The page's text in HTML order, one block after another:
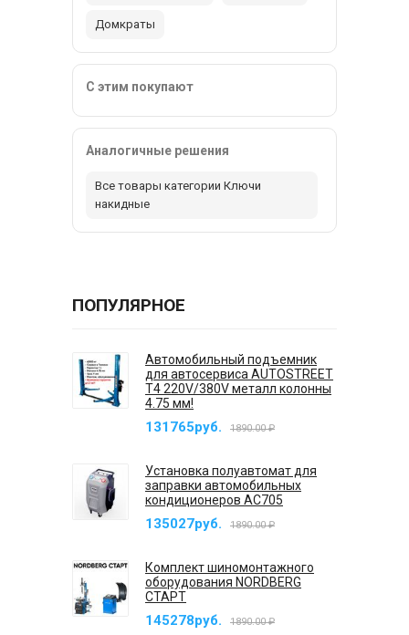
Домкраты
С этим покупают
Аналогичные решения
Все товары категории Ключи
накидные
ПОПУЛЯРНОЕ
Автомобильный подъемник
для автосервиса AUTOSTREET
T4 220V/380V металл колонны
4.75 мм!
131765руб. 1890.00 ₽
Установка полуавтомат для
заправки автомобильных
кондиционеров AC705
135027руб. 1890.00 ₽
Комплект шиномонтажного
оборудования NORDBERG
СТАРТ
145278руб. 1890.00 ₽